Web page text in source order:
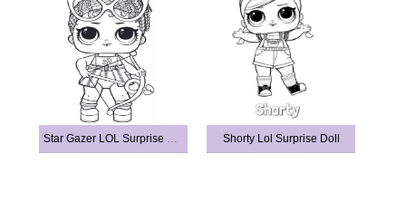
Star Gazer LOL Surprise Doll Shorty Lol Surprise Doll